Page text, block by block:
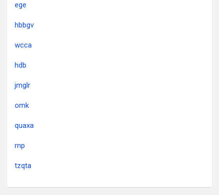
ege
hbbgv
wcca
hdb
jmglr
omk
quaxa
rnp
tzqta